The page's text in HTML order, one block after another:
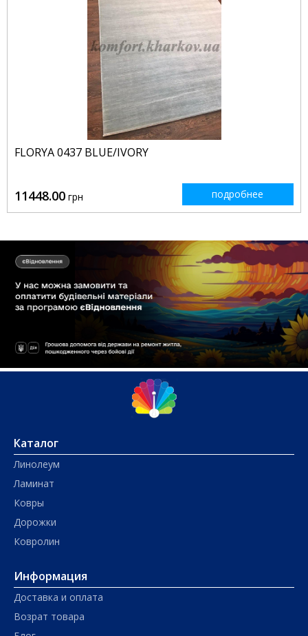
FLORYA 0437 BLUE/IVORY
11448.00 грн подробнее
Каталог
Линолеум
Ламинат
Ковры
Дорожки
Ковролин
Информация
Доставка и оплата
Возрат товара